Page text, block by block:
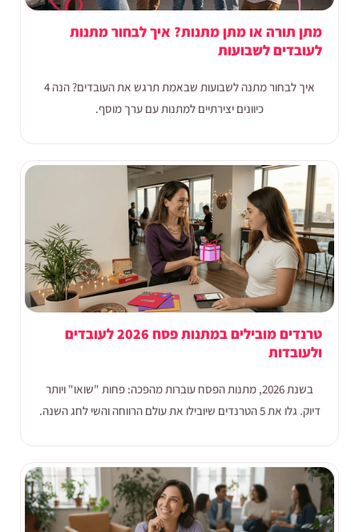
מתן תורה או מתן מתנות? איך לבחור מתנות
לעובדים לשבועות
איך לבחור מתנה לשבועות שבאמת תרגש את העובדים? הנה 4
כיוונים יצירתיים למתנות עם ערך מוסף.
טרנדים מובילים במתנות פסח 2026 לעובדים
ולעובדות
בשנת 2026, מתנות הפסח עוברות מהפכה: פחות "שואו" ויותר
דיוק. גלו את 5 הטרנדים שיובילו את עולם הרווחה והשי לחג השנה.